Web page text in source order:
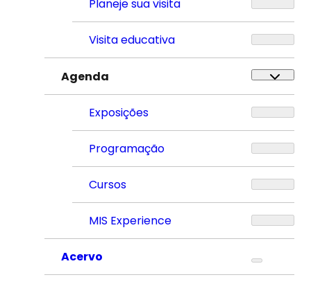
Planeje sua visita
Visita educativa
Agenda
Exposições
Programação
Cursos
MIS Experience
Acervo